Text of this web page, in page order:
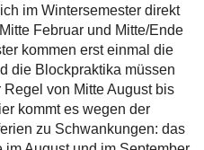
im Wintersemester direkt
Februar und Mitte/Ende
kommen erst einmal die
die Blockpraktika müssen
von Mitte August bis
kommt es wegen der
zu Schwankungen: das